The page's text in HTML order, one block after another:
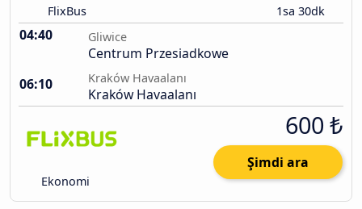
FlixBus 1sa 30dk
04:40 Gliwice
Centrum Przesiadkowe
06:10
Kraków Havaalanı
Kraków Havaalanı
Ekonomi
600 ₺
Şimdi ara